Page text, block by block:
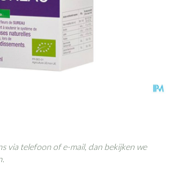
via telefoon of e-mail, dan bekijken we